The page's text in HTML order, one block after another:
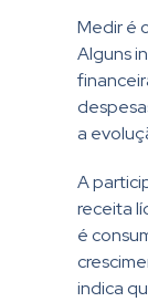
Medir é
Alguns
a
A
receita
é
indica